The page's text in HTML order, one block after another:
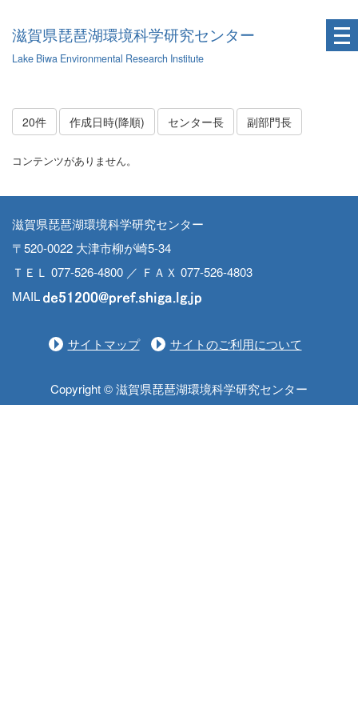
滋賀県琵琶湖環境科学研究センター
Lake Biwa Environmental Research Institute
20件 作成日時(降順) センター長 副部門長
コンテンツがありません。
滋賀県琵琶湖環境科学研究センター
〒520-0022 大津市柳が崎5-34
ＴＥＬ 077-526-4800 ／ ＦＡＸ 077-526-4803
MAIL
サイトマップ サイトのご利用について
Copyright © 滋賀県琵琶湖環境科学研究センター